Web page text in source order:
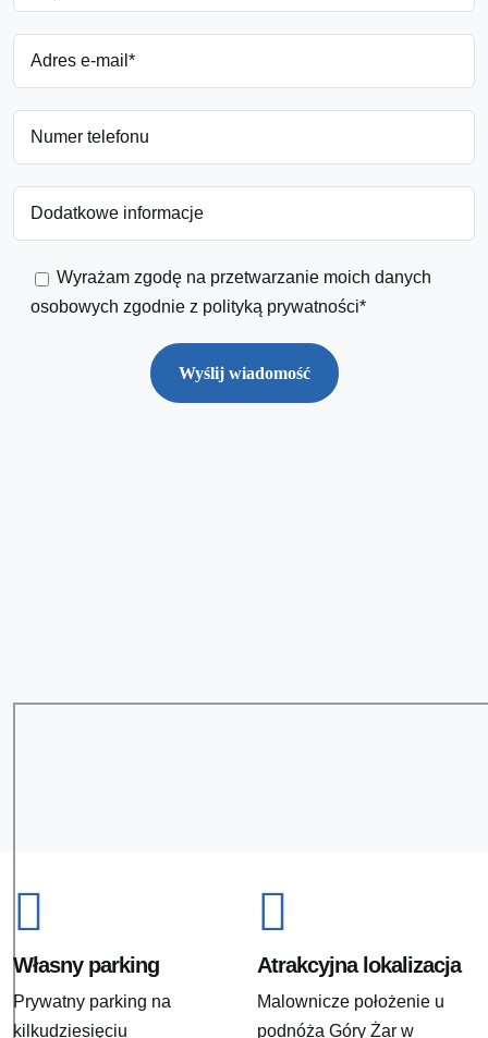
Wyrażam zgodę na przetwarzanie moich danych
osobowych zgodnie z polityką prywatności*
Własny parking
Prywatny parking na
kilkudziesięciu
Atrakcyjna lokalizacja
Malownicze położenie u
podnóża Góry Żar w